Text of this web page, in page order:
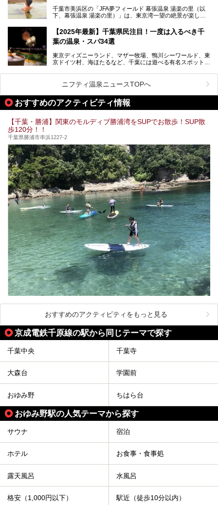
ださい。
提供元：花王株式会社【PR】
この記事は花王株式会社商品のPRレポート記事です。
千葉市美浜区の「JFA夢フィールド 幕張温泉 湯楽の里（以
下、幕張温泉 湯楽の里）」は、東京湾一望の絶景が楽しめ
設備も天然温泉の露天風呂、サウナ、岩盤浴のほか、高濃度
炭酸泉、海の見えるお休み処や食事処、展望抜群の屋上ま
で、年代を問わずたっぷり楽しめます。
今回は人気のこの施設の中でも、特におススメしたい3つの
ポイントについて厳選してお届けします。読めばきっと、行
【2025年最新】千葉県民注目！一度は入るべき千
葉の温泉・スパ34選
東京ディズニーランド、マザー牧場、鴨川シーワールド、東
京ドイツ村、海ほたるなど、千葉には遊べる有名スポットが
県で生まれ、千葉県で育ち、つい最近まで千葉在住だった私
がお勧めする、一度は入るべき千葉の温泉・スパ34選をま
とめました。
ニフティ温泉ニュースTOPへ
おすすめのアクティビティ情報
【千葉・勝浦】関東のモルディブ勝浦湾をSUPでお散歩！SUP散
歩120分！！
千葉県勝浦市串浜1227-2
おすすめのアクティビティをもっと見る
京成電鉄千原線の駅から同じテーマで探す
千葉中央 千葉寺
大森台 学園前
おゆみ野 ちはら台
おゆみ野駅の人気テーマから探す
サウナ 宿泊
ホテル お食事・食事処
露天風呂 水風呂
格安（1,000円以下） 駅近（徒歩10分以内）